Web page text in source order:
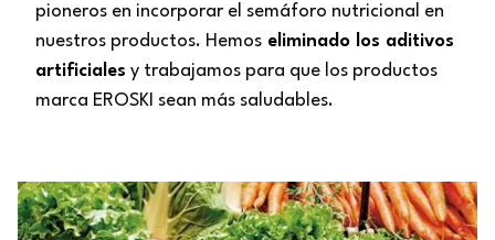
pioneros en incorporar el semáforo nutricional en
nuestros productos. Hemos eliminado los aditivos
artificiales y trabajamos para que los productos
marca EROSKI sean más saludables.